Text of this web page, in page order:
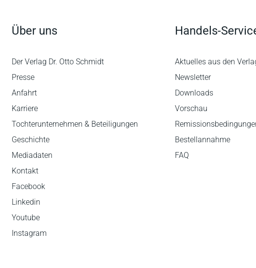
Über uns
Der Verlag Dr. Otto Schmidt
Presse
Anfahrt
Karriere
Tochterunternehmen & Beteiligungen
Geschichte
Mediadaten
Kontakt
Facebook
Linkedin
Youtube
Instagram
Handels-
Aktuelles aus den
Newsletter
Downloads
Vorschau
Bestellannahme
FAQ